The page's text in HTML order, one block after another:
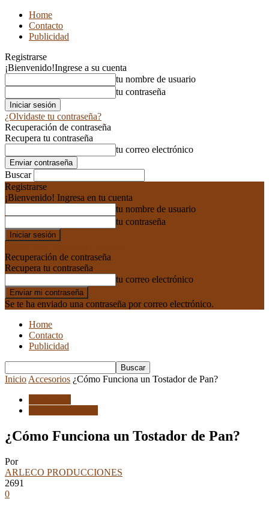
Home
Contacto
Publicidad
Registrarse
¡Bienvenido!Ingrese a su cuenta
tu nombre de usuario
tu contraseña
¿Olvidaste tu contraseña?
Recuperación de contraseña
Recupera tu contraseña
tu correo electrónico
Buscar
Registrarse
¡Bienvenido! Ingresa en tu cuenta
tu nombre de usuario
tu contraseña
Recuperación de contraseña
Recupera tu contraseña
tu correo electrónico
Se te ha enviado una contraseña por correo electrónico.
Home
Contacto
Publicidad
Inicio Accesorios ¿Cómo Funciona un Tostador de Pan?
¿Cómo Funciona un Tostador de Pan?
Por
ARLECO PRODUCCIONES
2691
0